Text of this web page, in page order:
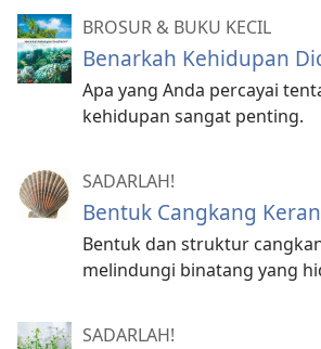
BROSUR & BUKU KECIL
Benarkah Kehidupan
Apa yang Anda percayai
kehidupan sangat penting.
SADARLAH!
Bentuk Cangkang
Bentuk dan struktur
melindungi binatang yang
SADARLAH!